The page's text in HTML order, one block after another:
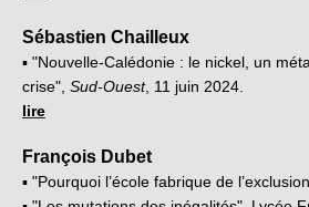
Sébastien Chailleux
▪ "Nouvelle-Calédonie : le nickel, un
crise", Sud-Ouest, 11 juin 2024.
lire
François Dubet
▪ "Pourquoi l’école fabrique de